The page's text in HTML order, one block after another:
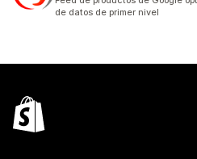
de datos de primer nivel